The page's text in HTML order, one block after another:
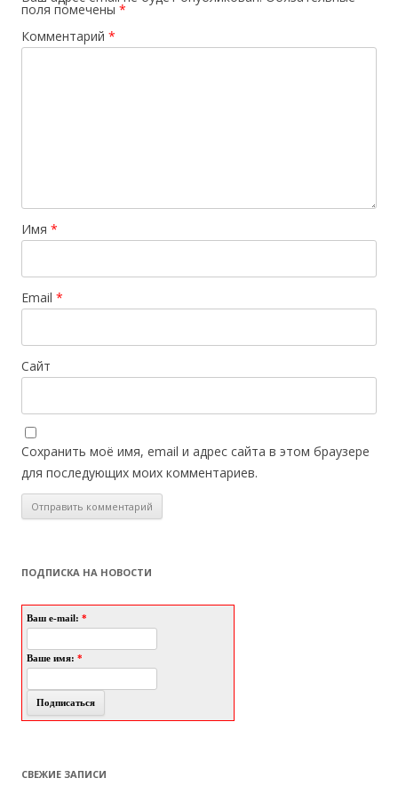
поля помечены *
Комментарий *
Имя *
Email *
Сайт
Сохранить моё имя, email и адрес сайта в этом браузере
для последующих моих комментариев.
ПОДПИСКА НА НОВОСТИ
Ваш e-mail: *
Ваше имя: *
СВЕЖИЕ ЗАПИСИ